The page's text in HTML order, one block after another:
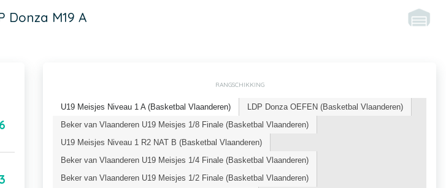
Donza M19 A
RANGSCHIKKING
U19 Meisjes Niveau 1 A (Basketbal Vlaanderen)
LDP Donza OEFEN (Basketbal Vlaanderen)
Beker van Vlaanderen U19 Meisjes 1/8 Finale (Basketbal Vlaanderen)
U19 Meisjes Niveau 1 R2 NAT B (Basketbal Vlaanderen)
Beker van Vlaanderen U19 Meisjes 1/4 Finale (Basketbal Vlaanderen)
Beker van Vlaanderen U19 Meisjes 1/2 Finale (Basketbal Vlaanderen)